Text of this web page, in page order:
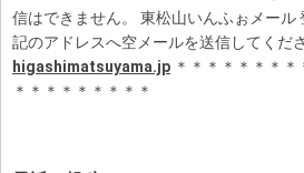
信はできません。 東松山いんふぉメール
記のアドレスへ空メールを送信してくだ
higashimatsuyama.jp ＊＊＊＊＊＊＊
＊＊＊＊＊＊＊＊＊